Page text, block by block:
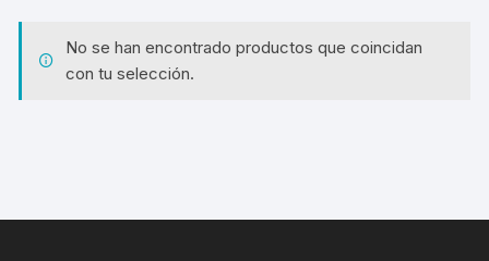
No se han encontrado productos que coincidan
con tu selección.